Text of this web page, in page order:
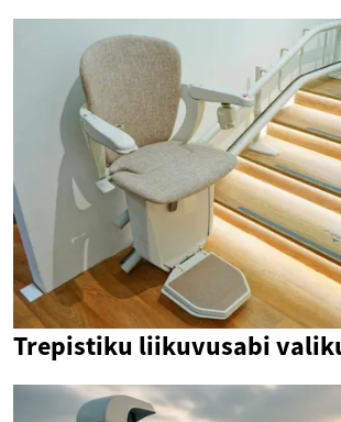
Trepistiku liikuvusabi